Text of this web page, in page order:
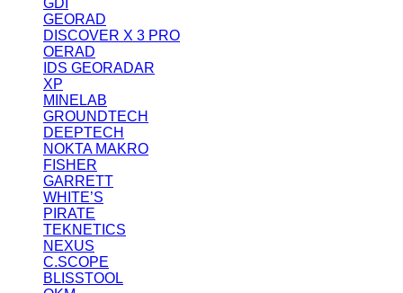
GDI
GEORAD
DISCOVER X 3 PRO
OERAD
IDS GEORADAR
XP
MINELAB
GROUNDTECH
DEEPTECH
NOKTA MAKRO
FISHER
GARRETT
WHITE’S
PIRATE
TEKNETICS
NEXUS
C.SCOPE
BLISSTOOL